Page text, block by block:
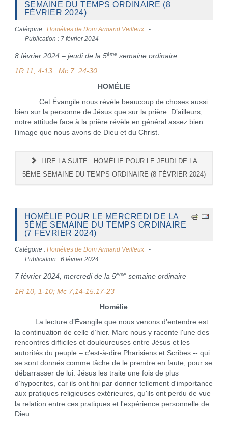
SEMAINE DU TEMPS ORDINAIRE (8
FÉVRIER 2024)
Catégorie : Homélies de Dom Armand Veilleux
Publication : 7 février 2024
8 février 2024 – jeudi de la 5ème semaine ordinaire
1R 11, 4-13 ; Mc 7, 24-30
HOMÉLIE
Cet Évangile nous révèle beaucoup de choses aussi
bien sur la personne de Jésus que sur la prière. D’ailleurs,
notre attitude face à la prière révèle en général assez bien
l’image que nous avons de Dieu et du Christ.
LIRE LA SUITE : HOMÉLIE POUR LE JEUDI DE LA
5ÈME SEMAINE DU TEMPS ORDINAIRE (8 FÉVRIER 2024)
HOMÉLIE POUR LE MERCREDI DE LA
5ÈME SEMAINE DU TEMPS ORDINAIRE
(7 FÉVRIER 2024)
Catégorie : Homélies de Dom Armand Veilleux
Publication : 6 février 2024
7 février 2024, mercredi de la 5ème semaine ordinaire
1R 10, 1-10; Mc 7,14-15.17-23
Homélie
La lecture d’Évangile que nous venons d’entendre est
la continuation de celle d’hier. Marc nous y raconte l'une des
rencontres difficiles et douloureuses entre Jésus et les
autorités du peuple – c’est-à-dire Pharisiens et Scribes -- qui
se sont donnés comme tâche de le prendre en faute, pour se
débarrasser de lui. Jésus les traite une fois de plus
d'hypocrites, car ils ont fini par donner tellement d'importance
aux pratiques religieuses extérieures, qu'ils ont perdu de vue
la relation entre ces pratiques et l'expérience personnelle de
Dieu.